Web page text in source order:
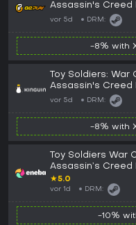
Assassin's Creed
CD Key
vor 5d DRM:
-8% with
Toy Soldiers: War
Assassin's Creed
CD Key
vor 5d DRM:
-8% with
Toy Soldiers War
Assassin’s Creed
Steam Key GLOBAL
★5.0
vor 1d DRM:
-10%